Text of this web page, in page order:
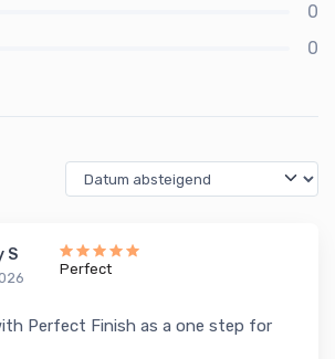
0
0
S
Perfect
Perfect Finish as a one step for